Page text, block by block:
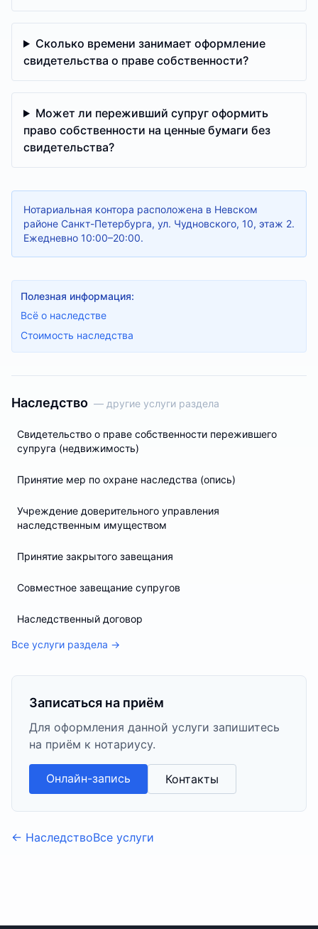
Сколько времени занимает оформление
свидетельства о праве собственности?
Может ли переживший супруг оформить
право собственности на ценные бумаги без
свидетельства?
Нотариальная контора расположена в Невском
районе Санкт-Петербурга, ул. Чудновского, 10, этаж 2.
Ежедневно 10:00–20:00.
Полезная информация:
Всё о наследстве
Стоимость наследства
Наследство — другие услуги раздела
Свидетельство о праве собственности пережившего
супруга (недвижимость)
Принятие мер по охране наследства (опись)
Учреждение доверительного управления
наследственным имуществом
Принятие закрытого завещания
Совместное завещание супругов
Наследственный договор
Все услуги раздела →
Записаться на приём
Для оформления данной услуги запишитесь
на приём к нотариусу.
Онлайн-запись Контакты
← НаследствоВсе услуги